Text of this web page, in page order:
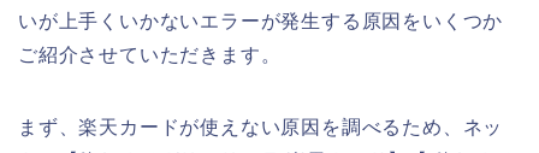
いが上手くいかないエラーが発生する原因をいくつか
ご紹介させていただきます。
まず、楽天カードが使えない原因を調べるため、ネッ